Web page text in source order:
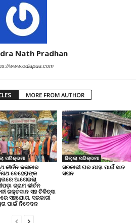
Nath Pradhan
www.odiapua.com
MORE FROM AUTHOR
ପରିକ୍ରମା
କୀର୍ତନ କଳାକାର
ବେହେରାଙ୍କ
ଆଗେଇଲା
ଗ୍ରାମ କୀର୍ତନ
ରକ୍ତଦାନ ସହ ଚିକିତ୍ସା
ସହଯୋଗ, ସରକାରୀ
ପାଇଁ ନିବେଦନ
ଜିଲ୍ଲା ପରିକ୍ରମା
ସରକାରୀ ଘର ଯାହା ପାଇଁ ସାତ
ସପନ